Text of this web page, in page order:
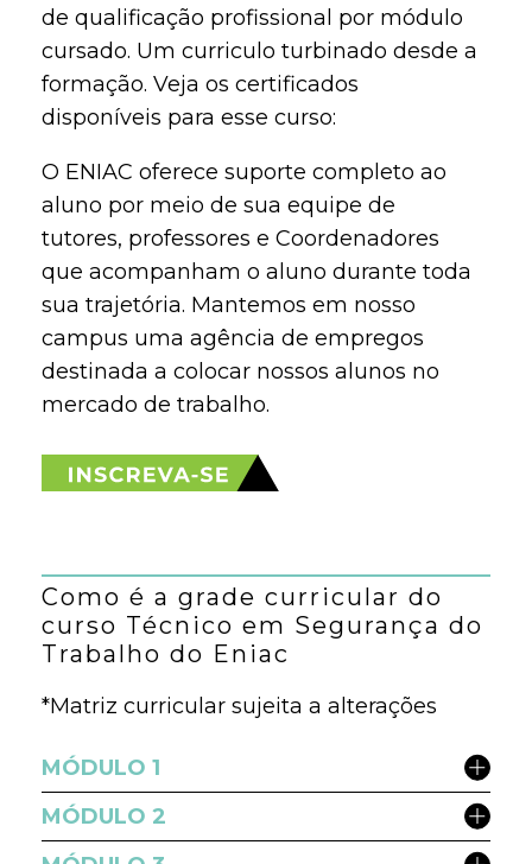
de qualificação profissional por módulo
cursado. Um curriculo turbinado desde a
formação. Veja os certificados
disponíveis para esse curso:
O ENIAC oferece suporte completo ao
aluno por meio de sua equipe de
tutores, professores e Coordenadores
que acompanham o aluno durante toda
sua trajetória. Mantemos em nosso
campus uma agência de empregos
destinada a colocar nossos alunos no
mercado de trabalho.
Como é a grade curricular do
curso Técnico em Segurança do
Trabalho do Eniac
*Matriz curricular sujeita a alterações
MÓDULO 1
MÓDULO 2